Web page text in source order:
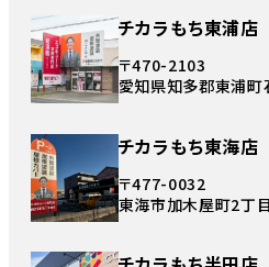
チカラもち東浦店
〒470-2103
愛知県知多郡東浦町
チカラもち東海店
〒477-0032
東海市加木屋町2丁